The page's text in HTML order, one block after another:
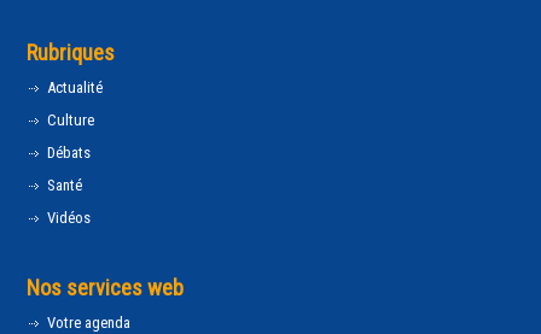
Rubriques
Actualité
Culture
Débats
Santé
Vidéos
Nos services web
Votre agenda